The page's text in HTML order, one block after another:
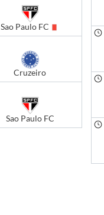
Sao Paulo FC
Cruzeiro
Sao Paulo FC